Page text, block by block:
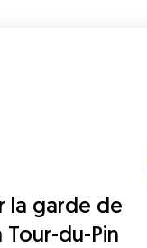
la garde de
Tour-du-Pin